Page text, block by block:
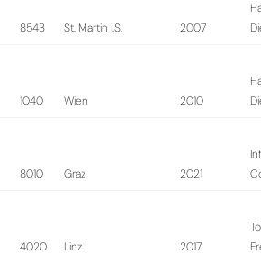
8543 St. Martin i.S. 2007
1040 Wien 2010
8010 Graz 2021
4020 Linz 2017